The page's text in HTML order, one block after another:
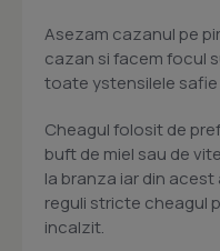
Asezam cazanul pe
cazan si facem focul
toate ystensilele
Cheagul folosit de
buft de miel sau de
la branza iar din
reguli stricte cheagul
incalzit.